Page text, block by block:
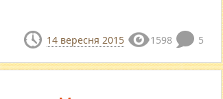
14 вересня 2015 1598 5